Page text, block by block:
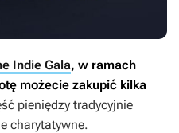
Indie Gala, w ramach
możecie zakupić kilka
pieniędzy tradycyjnie
charytatywne.